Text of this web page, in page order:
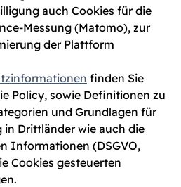
Digital an,
auch Cookies für die
Messung (Matomo), zur
der Plattform
finden Sie
Policy, sowie Definitionen zu
und Grundlagen für
Drittländer wie auch die
Informationen (DSGVO,
Cookies gesteuerten